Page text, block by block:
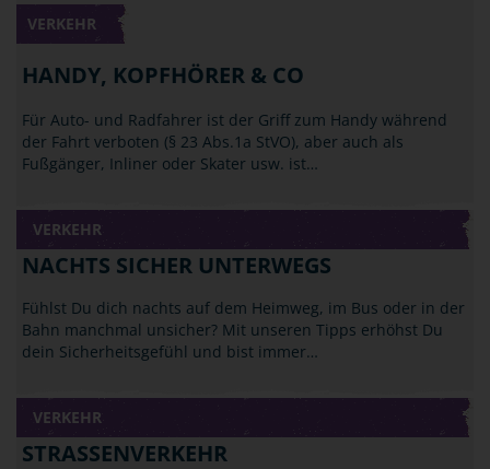
VERKEHR
HANDY, KOPFHÖRER & CO
Für Auto- und Radfahrer ist der Griff zum Handy während
der Fahrt verboten (§ 23 Abs.1a StVO), aber auch als
Fußgänger, Inliner oder Skater usw. ist…
VERKEHR
NACHTS SICHER UNTERWEGS
Fühlst Du dich nachts auf dem Heimweg, im Bus oder in der
Bahn manchmal unsicher? Mit unseren Tipps erhöhst Du
dein Sicherheitsgefühl und bist immer…
VERKEHR
STRASSENVERKEHR